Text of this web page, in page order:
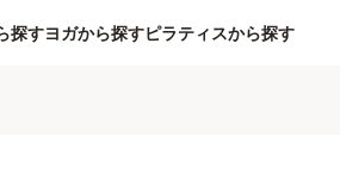
探すヨガから探すピラティスから探す